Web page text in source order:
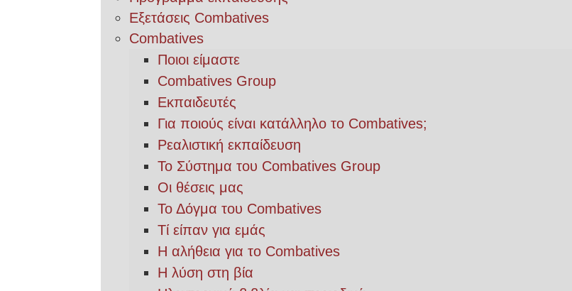
Εξετάσεις Combatives
Combatives
Ποιοι είμαστε
Combatives Group
Εκπαιδευτές
Για ποιούς είναι κατάλληλο το Combatives;
Ρεαλιστική εκπαίδευση
Το Σύστημα του Combatives Group
Οι θέσεις μας
Το Δόγμα του Combatives
Τί είπαν για εμάς
Η αλήθεια για το Combatives
Η λύση στη βία